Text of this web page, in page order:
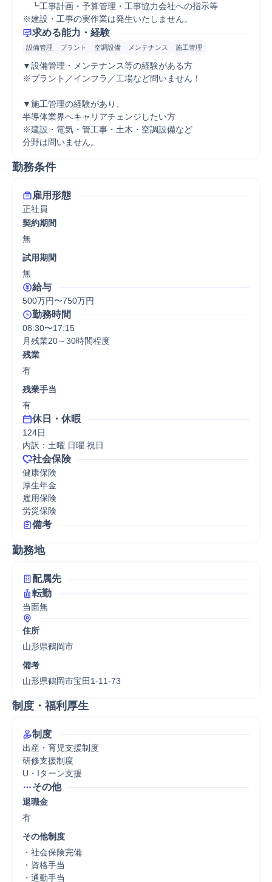
┗工事計画・予算管理・工事協力会社への指示等
※建設・工事の実作業は発生いたしません。
求める能力・経験
設備管理 プラント 空調設備 メンテナンス 施工管理
▼設備管理・メンテナンス等の経験がある方
※プラント／インフラ／工場など問いません！
▼施工管理の経験があり、
半導体業界へキャリアチェンジしたい方
※建設・電気・管工事・土木・空調設備など
分野は問いません。
勤務条件
雇用形態
正社員
契約期間
無
試用期間
無
給与
500万円〜750万円
勤務時間
08:30〜17:15
残業
有
残業手当
有
休日・休暇
124日
内訳：土曜 日曜 祝日
社会保険
健康保険
厚生年金
雇用保険
労災保険
備考
勤務地
配属先
転勤
当面無
住所
山形県鶴岡市
備考
制度・福利厚生
制度
出産・育児支援制度
研修支援制度
U・Iターン支援
その他
退職金
有
その他制度
・社会保険完備
・資格手当
・通勤手当